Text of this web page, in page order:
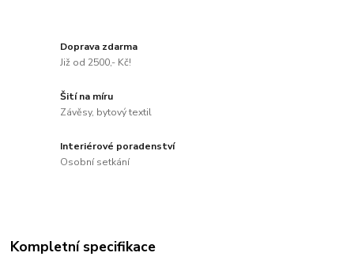
Doprava zdarma
Již od 2500,- Kč!
Šití na míru
Závěsy, bytový textil
Interiérové poradenství
Osobní setkání
Kompletní specifikace